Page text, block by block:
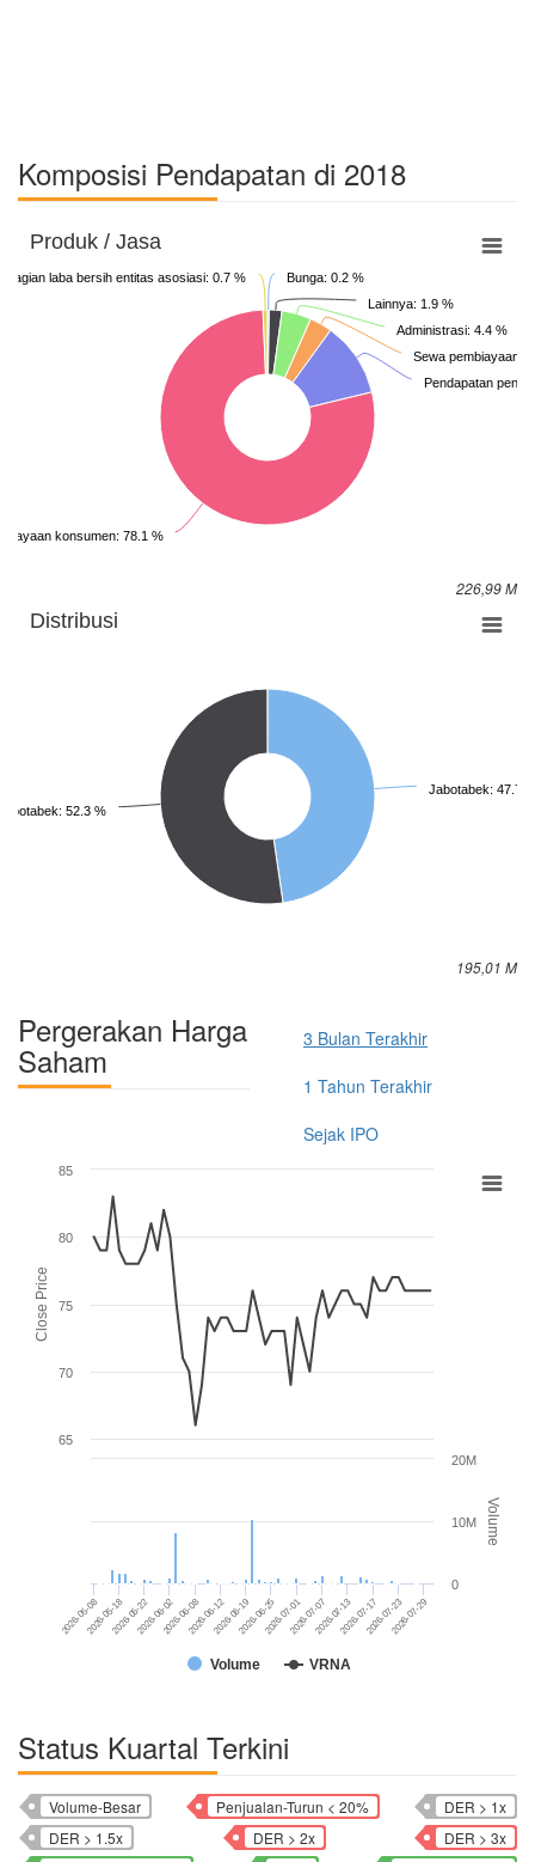
Komposisi Pendapatan di 2018
Produk / Jasa
Bunga: 0.2 %
Lainnya: 1.9 %
Administrasi: 4.4 %
Sewa pembiayaan:
Pendapatan
konsumen: 78.1 %
Bagian laba bersih entitas asosiasi: 0.7 %
226,99 M
Distribusi
Jabotabek: 47.7
52.3 %
195,01 M
Pergerakan Harga
Saham
3 Bulan Terakhir
1 Tahun Terakhir
Sejak IPO
Close Price
Volume
Volume VRNA
2026-05-08 2026-06-02 2026-06-19 2026-07-07 2026-07-23
2026-05-182026-05-22 2026-06-082026-06-12 2026-06-252026-07-01 2026-07-132026-07-17 2026-07-29
65
70
75
80
85
0
10M
20M
Status Kuartal Terkini
Volume-Besar Penjualan-Turun < 20%
DER > 1x
DER > 1.5x
DER > 2x
DER > 3x